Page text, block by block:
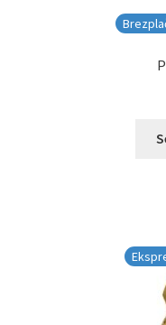
Zaključek nakupa